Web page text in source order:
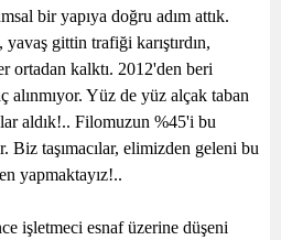
bir yapıya doğru adım attık.
gittin trafiği karıştırdın,
ortadan kalktı. 2012'den beri
alınmıyor. Yüz de yüz alçak taban
aldık!.. Filomuzun %45'i bu
Biz taşımacılar, elimizden geleni bu
yapmaktayız!..
işletmeci esnaf üzerine düşeni